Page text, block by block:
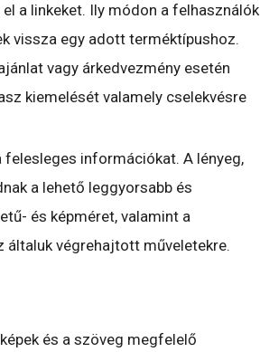
a linkeket. Ily módon a felhasználók
vissza egy adott terméktípushoz.
vagy árkedvezmény esetén
kiemelését valamely cselekvésre
információkat. A lényeg,
a lehető leggyorsabb és
és képméret, valamint a
általuk végrehajtott műveletekre.
és a szöveg megfelelő